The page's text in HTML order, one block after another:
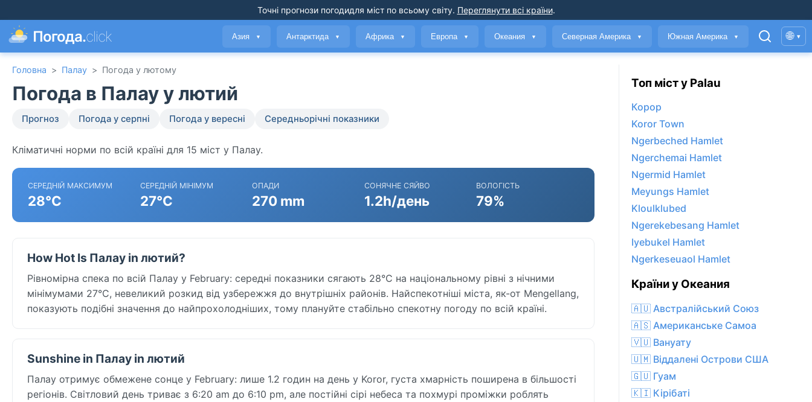
Точні прогнози погодидля міст по всьому світу. Переглянути всі країни.
Погода.click Азия ▼ Антарктида ▼ Африка ▼ Европа ▼ Океания ▼ Северная Америка ▼ Южная Америка ▼ 🌐 ▾
Головна > Палау > Погода у лютому
Погода в Палау у лютий
Прогноз Погода у серпні Погода у вересні Середньорічні показники
Кліматичні норми по всій країні для 15 міст у Палау.
СЕРЕДНІЙ МАКСИМУМ
28°C
СЕРЕДНІЙ МІНІМУМ
27°C
ОПАДИ
270 mm
СОНЯЧНЕ СЯЙВО
1.2h/день
ВОЛОГІСТЬ
79%
How Hot Is Палау in лютий?
Рівномірна спека по всій Палау у February: середні показники сягають 28°C на національному рівні з нічними
мінімумами 27°C, невеликий розкид від узбережжя до внутрішніх районів. Найспекотніші міста, як-от Mengellang,
показують подібні значення до найпрохолодніших, тому плануйте стабільно спекотну погоду по всій країні.
Sunshine in Палау in лютий
Палау отримує обмежене сонце у February: лише 1.2 годин на день у Koror, густа хмарність поширена в більшості
регіонів. Світловий день триває з 6:20 am до 6:10 pm, але постійні сірі небеса та похмурі проміжки роблять
Топ міст у Palau
Корор
Koror Town
Ngerbeched Hamlet
Ngerchemai Hamlet
Ngermid Hamlet
Meyungs Hamlet
Kloulklubed
Ngerekebesang Hamlet
Iyebukel Hamlet
Ngerkeseuaol Hamlet
Країни у Океания
🇦🇺 Австралійський Союз
🇦🇸 Американське Самоа
🇻🇺 Вануату
🇺🇲 Віддалені Острови США
🇬🇺 Гуам
🇰🇮 Кірібаті